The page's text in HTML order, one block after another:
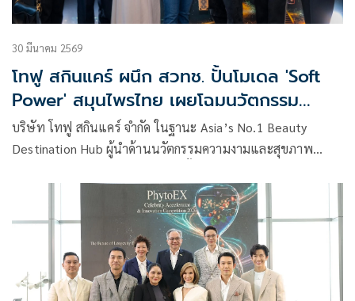
30 มีนาคม 2569
โทฟู สกินแคร์ ผนึก สวทช. ปั้นโมเดล 'Soft
Power' สมุนไพรไทย เผยโฉมนวัตกรรม
Think Plus A.M. บุกตลาด Brain Booster
บริษัท โทฟู สกินแคร์ จำกัด ในฐานะ Asia’s No.1 Beauty
Destination Hub ผู้นำด้านนวัตกรรมความงามและสุขภาพ
วิทยาศาสตร์และเทคโนโลยีแห่งชาติ (สวทช.) โดย ศูนย์นาโน
เทคโนโลยีแห่งชาติ (NANOTEC) ภายในงานแถลงข่าวเปิดตัว
โครงการ “PhytoEX Celebrity Accelerator Program” และ
“PhytoEX Innovation Competition 2026”